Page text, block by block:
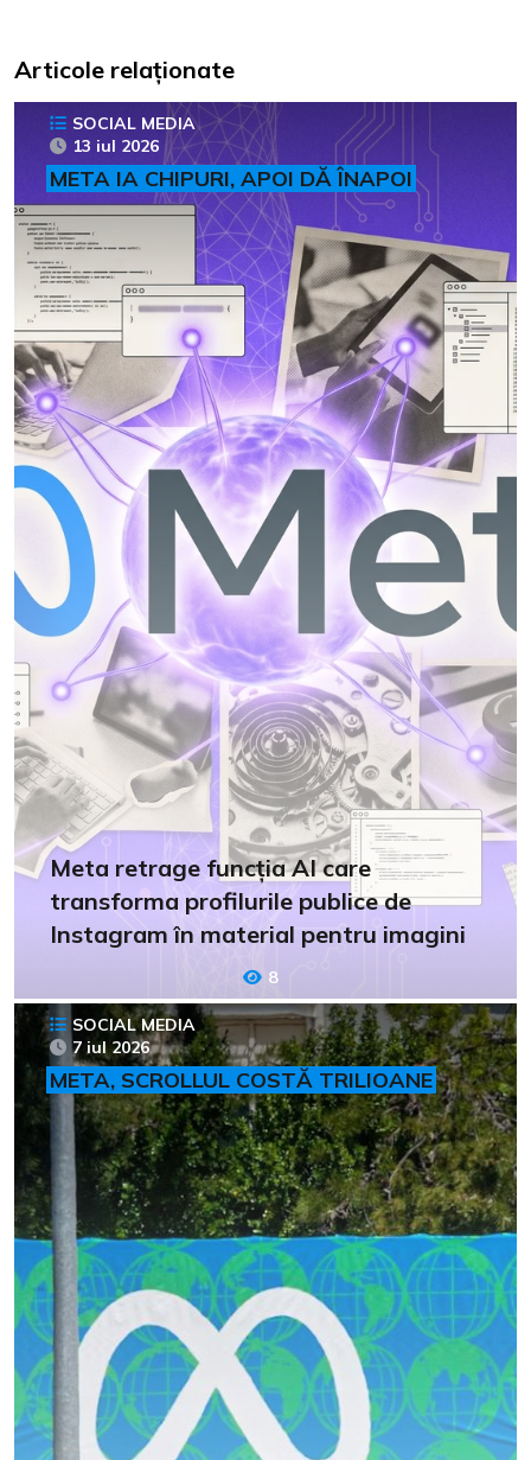
Articole relaționate
SOCIAL MEDIA
13 iul 2026
META IA CHIPURI, APOI DĂ ÎNAPOI
Meta retrage funcția AI care
transforma profilurile publice de
Instagram în material pentru imagini
8
SOCIAL MEDIA
7 iul 2026
META, SCROLLUL COSTĂ TRILIOANE